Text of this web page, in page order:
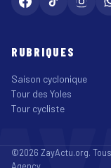
RUBRIQUES
Saison cyclonique
Tour des Yoles
Tour cycliste
©2026 ZayActu.org.